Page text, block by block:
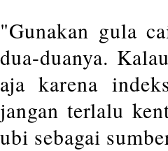
"Gunakan gula
dua-duanya.
aja karena
jangan terlalu
ubi sebagai